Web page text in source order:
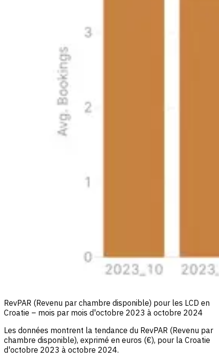
RevPAR (Revenu par chambre disponible) pour les LCD en
Croatie – mois par mois d'octobre 2023 à octobre 2024
Les données montrent la tendance du RevPAR (Revenu par
chambre disponible), exprimé en euros (€), pour la Croatie
d'octobre 2023 à octobre 2024.